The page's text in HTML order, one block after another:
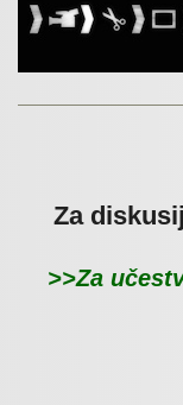
Za
>>Za